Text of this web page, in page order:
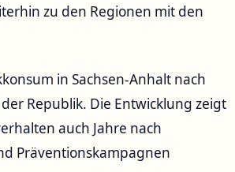
zu den Regionen mit den
in Sachsen-Anhalt nach
Republik. Die Entwicklung zeigt
auch Jahre nach
Präventionskampagnen